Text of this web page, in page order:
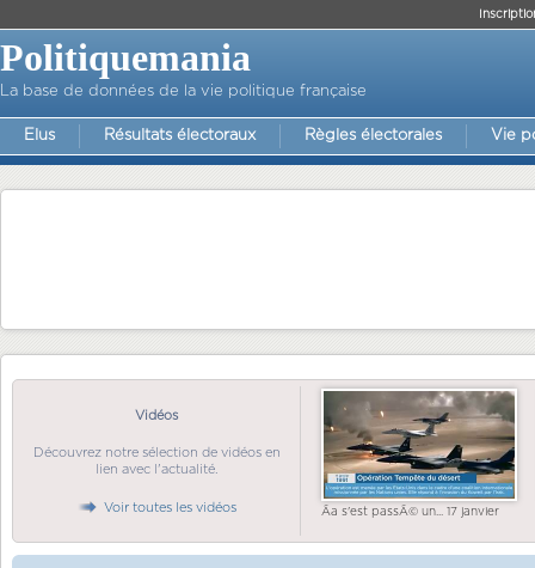
Politiquemania
La base de données de la vie politique française
Elus Résultats électoraux Règles électorales Vie
Vidéos
Découvrez notre sélection de vidéos en
lien avec l'actualité.
Voir toutes les vidéos Ãa s'est passÃ© un... 17 janvier